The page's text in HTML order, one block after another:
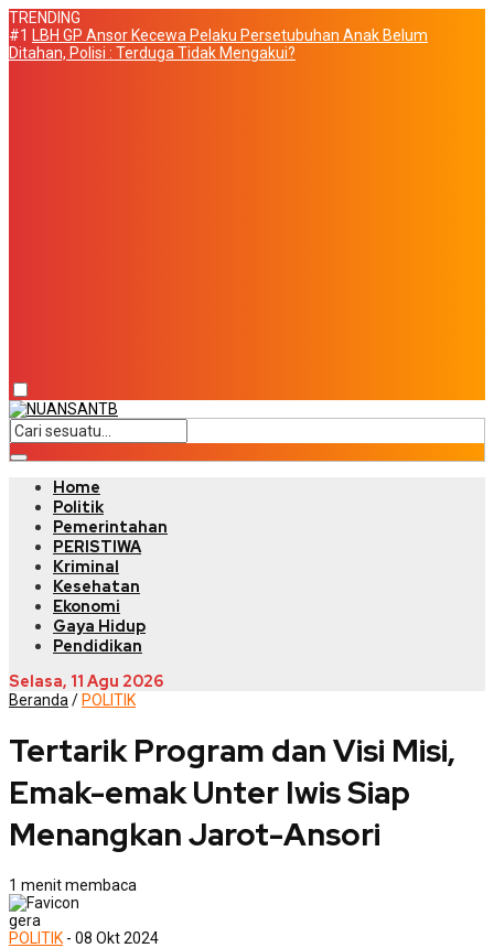
TRENDING
#1
LBH GP Ansor Kecewa Pelaku Persetubuhan Anak Belum
Ditahan, Polisi : Terduga Tidak Mengakui?
Home
Politik
Pemerintahan
PERISTIWA
Kriminal
Kesehatan
Ekonomi
Gaya Hidup
Pendidikan
Selasa, 11 Agu 2026
Beranda / POLITIK
Tertarik Program dan Visi Misi,
Emak-emak Unter Iwis Siap
Menangkan Jarot-Ansori
1 menit membaca
gera
POLITIK - 08 Okt 2024